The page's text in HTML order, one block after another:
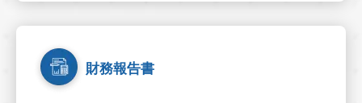
財務報告書